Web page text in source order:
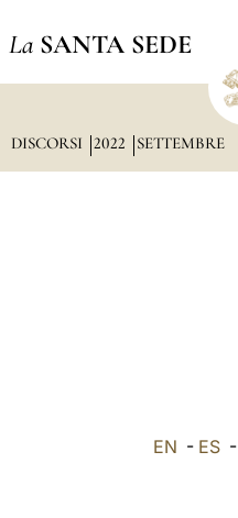
La SANTA SEDE
DISCORSI 2022 SETTEMBRE
EN - ES-